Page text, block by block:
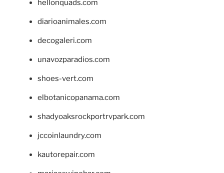
hellonquads.com
diarioanimales.com
decogaleri.com
unavozparadios.com
shoes-vert.com
elbotanicopanama.com
shadyoaksrockportrvpark.com
jccoinlaundry.com
kautorepair.com